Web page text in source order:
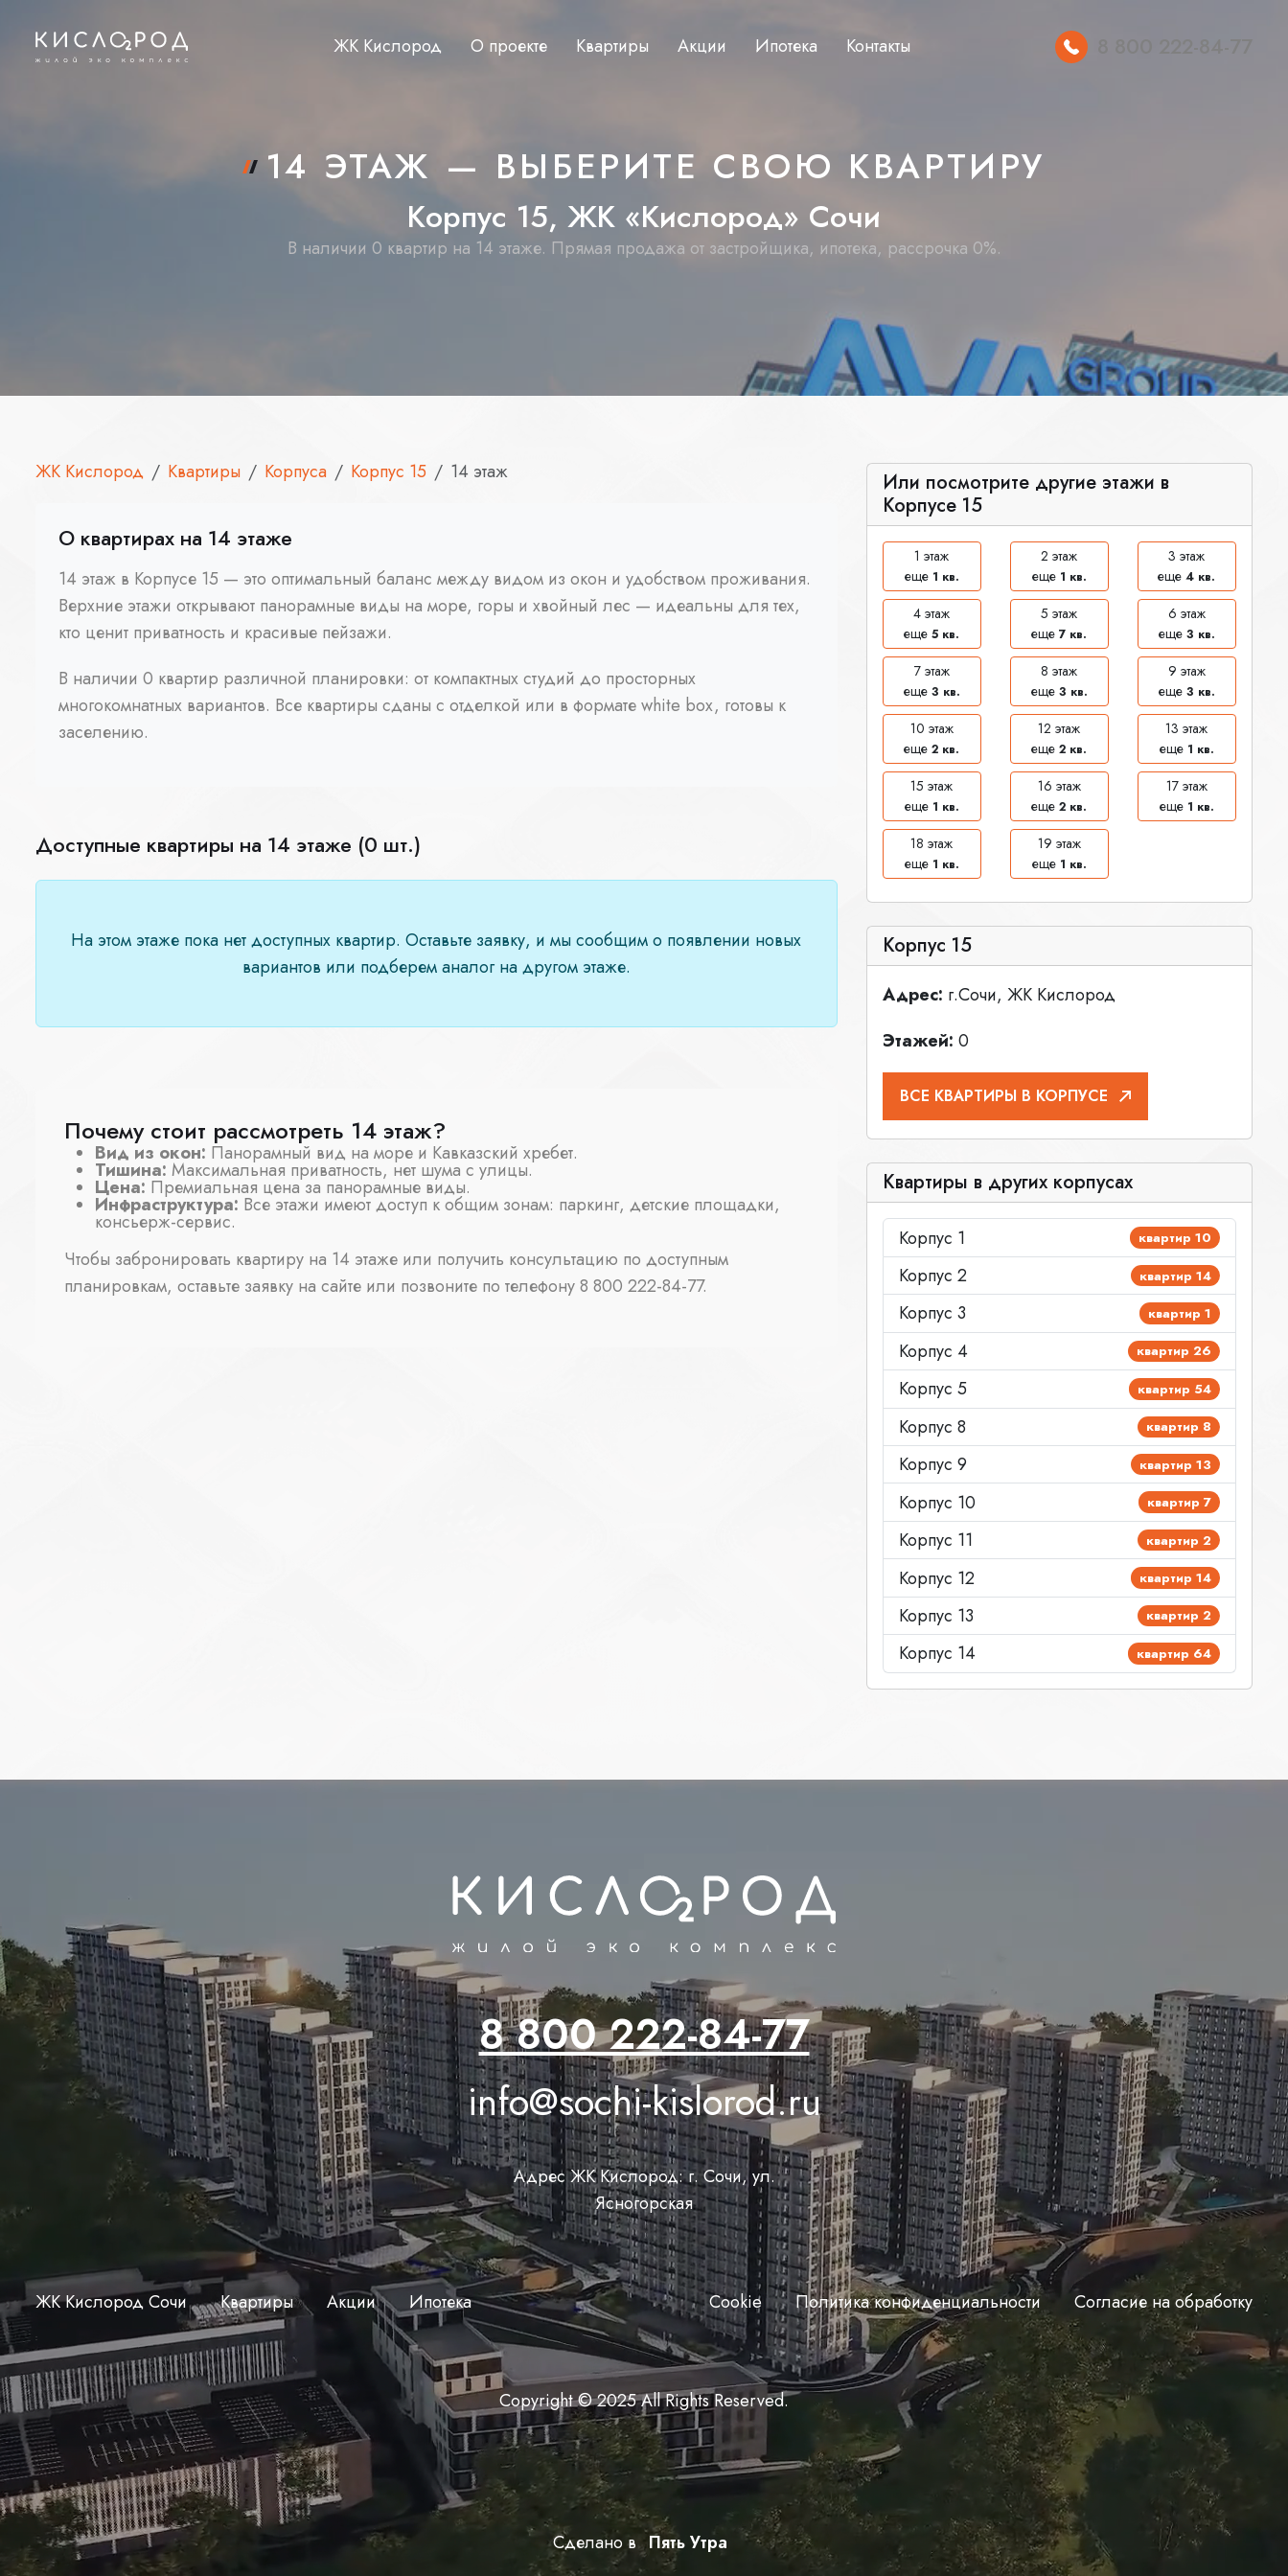
ЖК Кислород О проекте Квартиры Акции Ипотека Контакты
14 ЭТАЖ — ВЫБЕРИТЕ СВОЮ КВАРТИРУ
Корпус 15, ЖК «Кислород» Сочи
В наличии 0 квартир на 14 этаже. Прямая продажа от застройщика, ипотека, рассрочка 0%.
ЖК Кислород Квартиры Корпуса Корпус 15 14 этаж
О квартирах на 14 этаже
14 этаж в Корпусе 15 — это оптимальный баланс между видом из окон и удобством проживания.
Верхние этажи открывают панорамные виды на море, горы и хвойный лес — идеальны для тех,
кто ценит приватность и красивые пейзажи.
В наличии 0 квартир различной планировки: от компактных студий до просторных
многокомнатных вариантов. Все квартиры сданы с отделкой или в формате white box, готовы к
заселению.
Доступные квартиры на 14 этаже (0 шт.)
На этом этаже пока нет доступных квартир. Оставьте заявку, и мы сообщим о появлении новых
вариантов или подберем аналог на другом этаже.
Почему стоит рассмотреть 14 этаж?
Вид из окон: Панорамный вид на море и Кавказский хребет.
Тишина: Максимальная приватность, нет шума с улицы.
Цена: Премиальная цена за панорамные виды.
Инфраструктура: Все этажи имеют доступ к общим зонам: паркинг, детские площадки,
консьерж-сервис.
Чтобы забронировать квартиру на 14 этаже или получить консультацию по доступным
планировкам, оставьте заявку на сайте или позвоните по телефону 8 800 222-84-77.
Или посмотрите другие этажи в
Корпусе 15
1 этаж
еще 1 кв.
2 этаж
еще 1 кв.
3 этаж
еще4 кв.
4 этаж
еще5 кв.
5 этаж
еще7 кв.
6 этаж
еще 3 кв.
7 этаж
еще 3 кв.
8 этаж
еще 3 кв.
9 этаж
еще 3 кв.
10 этаж
еще2 кв.
12 этаж
еще2 кв.
13 этаж
еще 1 кв.
15 этаж
еще 1 кв.
16 этаж
еще2 кв.
17 этаж
еще 1 кв.
18 этаж
еще 1 кв.
19 этаж
еще 1 кв.
Корпус 15
Адрес: г.Сочи, ЖК Кислород
Этажей: 0
ВСЕ КВАРТИРЫ В КОРПУСЕ
Квартиры в других корпусах
Корпус 1 квартир 10
Корпус 2 квартир 14
Корпус 3 квартир 1
Корпус 4 квартир 26
Корпус 5 квартир 54
Корпус 8 квартир 8
Корпус 9 квартир 13
Корпус 10 квартир 7
Корпус 11 квартир 2
Корпус 12 квартир 14
Корпус 13 квартир 2
Корпус 14 квартир 64
8 800 222-84-77
info@sochi-kislorod.ru
Адрес ЖК Кислород: г. Сочи, ул.
Ясногорская
ЖК Кислород Сочи Квартиры Акции Ипотека Сookie Политика конфиденциальности Согласие на обработку
Copyright © 2025 All Rights Reserved.
Сделано в Пять Утра